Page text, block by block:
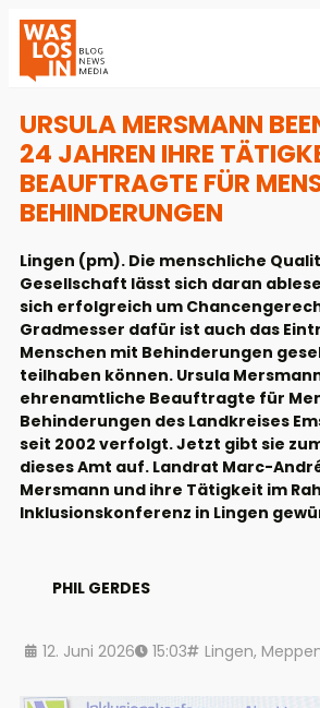
URSULA MERSMANN
24 JAHREN IHRE
BEAUFTRAGTE FÜR
BEHINDERUNGEN
Lingen (pm). Die menschliche
Gesellschaft lässt sich daran
sich erfolgreich um
Gradmesser dafür ist auch das
Menschen mit Behinderungen
teilhaben können. Ursula
ehrenamtliche Beauftragte für
Behinderungen des Landkreises
seit 2002 verfolgt. Jetzt gibt sie
dieses Amt auf. Landrat Marc-
Mersmann und ihre Tätigkeit im
Inklusionskonferenz in Lingen
PHIL GERDES
12. Juni 2026 15:03 Lingen,